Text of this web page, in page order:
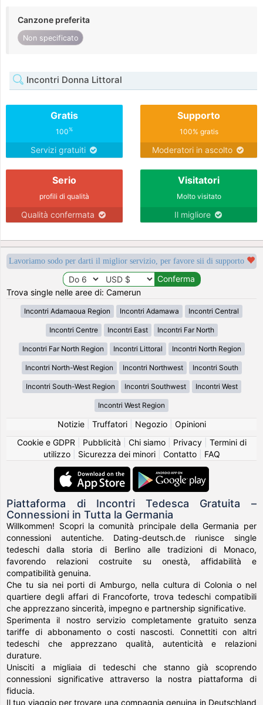
Canzone preferita
Non specificato
Incontri Donna Littoral
Gratis
100%
Servizi gratuiti
Supporto
100% gratis
Moderatori in ascolto
Serio
profili di qualità
Qualità confermata
Visitatori
Molto visitato
Il migliore
Lavoriamo sodo per darti il miglior servizio, per favore sii di supporto
Trova single nelle aree di: Camerun
Incontri Adamaoua Region Incontri Adamawa Incontri Central
Incontri Centre Incontri East Incontri Far North
Incontri Far North Region Incontri Littoral Incontri North Region
Incontri North-West Region Incontri Northwest Incontri South
Incontri South-West Region Incontri Southwest Incontri West
Incontri West Region
Notizie| Truffatori| Negozio| Opinioni
Cookie e GDPR
Pubblicità Chi siamo| Privacy| Termini di
utilizzo| Sicurezza dei minori| Contatto| FAQ
Piattaforma di Incontri Tedesca Gratuita –
Connessioni in Tutta la Germania
Willkommen! Scopri la comunità principale della Germania per
connessioni autentiche. Dating-deutsch.de riunisce single
tedeschi dalla storia di Berlino alle tradizioni di Monaco,
favorendo relazioni costruite su onestà, affidabilità e
compatibilità genuina.
Che tu sia nei porti di Amburgo, nella cultura di Colonia o nel
quartiere degli affari di Francoforte, trova tedeschi compatibili
che apprezzano sincerità, impegno e partnership significative.
Sperimenta il nostro servizio completamente gratuito senza
tariffe di abbonamento o costi nascosti. Connettiti con altri
tedeschi che apprezzano qualità, autenticità e relazioni
durature.
Unisciti a migliaia di tedeschi che stanno già scoprendo
connessioni significative attraverso la nostra piattaforma di
fiducia.
Il tuo viaggio per trovare una compagnia genuina in Deutschland